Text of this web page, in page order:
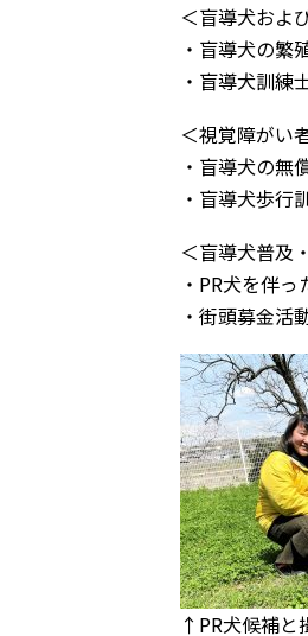
＜盲導犬およ
・盲導犬の繁
・盲導犬訓練
＜視覚障がい
・盲導犬の無
・盲導犬歩行
＜盲導犬普及
・PR犬を伴
・街頭募金活
↑PR犬候補と